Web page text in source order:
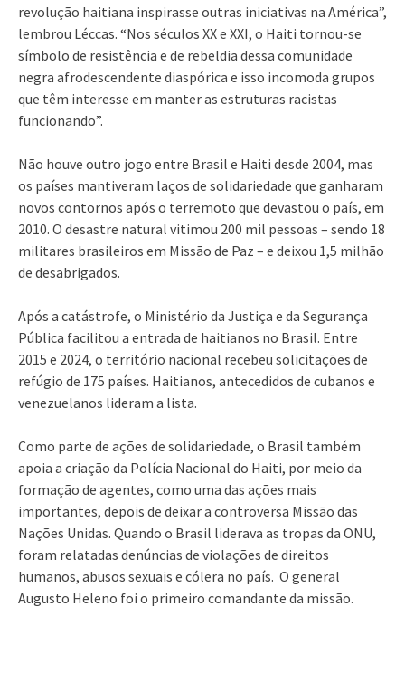
revolução haitiana inspirasse outras iniciativas na América”,
lembrou Léccas. “Nos séculos XX e XXI, o Haiti tornou-se
símbolo de resistência e de rebeldia dessa comunidade
negra afrodescendente diaspórica e isso incomoda grupos
que têm interesse em manter as estruturas racistas
funcionando”.
Não houve outro jogo entre Brasil e Haiti desde 2004, mas
os países mantiveram laços de solidariedade que ganharam
novos contornos após o terremoto que devastou o país, em
2010. O desastre natural vitimou 200 mil pessoas – sendo 18
militares brasileiros em Missão de Paz – e deixou 1,5 milhão
de desabrigados.
Após a catástrofe, o Ministério da Justiça e da Segurança
Pública facilitou a entrada de haitianos no Brasil. Entre
2015 e 2024, o território nacional recebeu solicitações de
refúgio de 175 países. Haitianos, antecedidos de cubanos e
venezuelanos lideram a lista.
Como parte de ações de solidariedade, o Brasil também
apoia a criação da Polícia Nacional do Haiti, por meio da
formação de agentes, como uma das ações mais
importantes, depois de deixar a controversa Missão das
Nações Unidas. Quando o Brasil liderava as tropas da ONU,
foram relatadas denúncias de violações de direitos
humanos, abusos sexuais e cólera no país. O general
Augusto Heleno foi o primeiro comandante da missão.